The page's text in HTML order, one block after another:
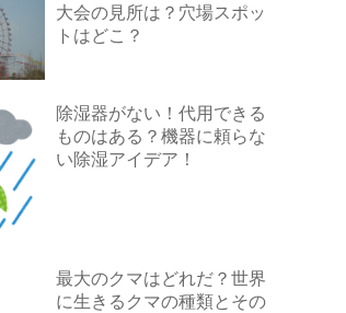
大会の見所は？穴場スポッ
トはどこ？
除湿器がない！代用できる
ものはある？機器に頼らな
い除湿アイデア！
最大のクマはどれだ？世界
に生きるクマの種類とその